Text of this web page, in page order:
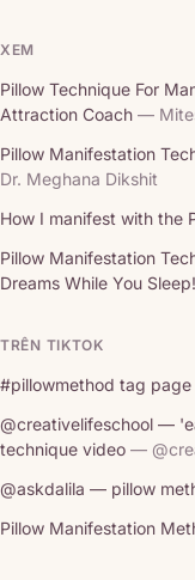
XEM
Pillow Technique For
Attraction Coach —
Pillow Manifestation
Dr. Meghana Dikshit
How I manifest with the
Pillow Manifestation
Dreams While You Sleep!
TRÊN TIKTOK
#pillowmethod tag
@creativelifeschool —
technique video —
@askdalila — pillow
Pillow Manifestation